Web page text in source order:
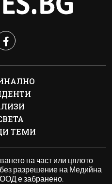
ТЕМИ
на част или цялото
разрешение на Медийна
е забранено.